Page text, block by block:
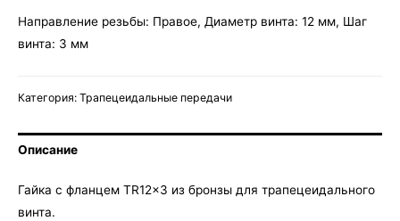
Направление резьбы: Правое, Диаметр винта: 12 мм, Шаг
винта: 3 мм
Категория: Трапецеидальные передачи
Описание
Гайка c фланцем TR12x3 из бронзы для трапецеидального
винта.